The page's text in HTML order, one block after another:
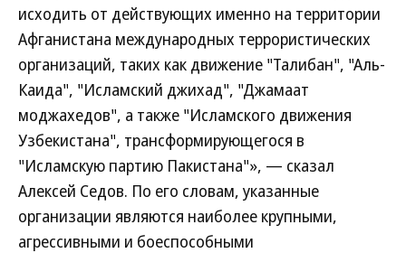
исходить от действующих именно на территории
Афганистана международных террористических
организаций, таких как движение "Талибан", "Аль-
Каида", "Исламский джихад", "Джамаат
моджахедов", а также "Исламского движения
Узбекистана", трансформирующегося в
"Исламскую партию Пакистана"», — сказал
Алексей Седов. По его словам, указанные
организации являются наиболее крупными,
агрессивными и боеспособными